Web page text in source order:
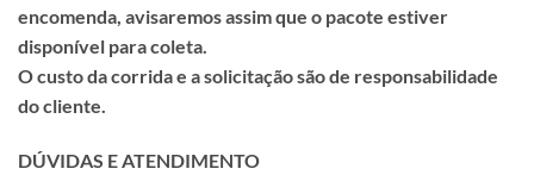
encomenda, avisaremos assim que o pacote estiver
disponível para coleta.
O custo da corrida e a solicitação são de responsabilidade
do cliente.
DÚVIDAS E ATENDIMENTO